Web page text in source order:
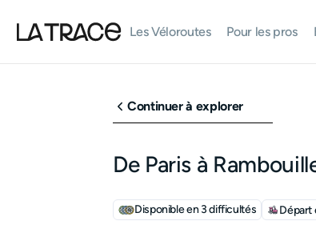
Les Véloroutes Pour les pros
Continuer à explorer
De Paris à
Disponible en 3 difficultés Départ